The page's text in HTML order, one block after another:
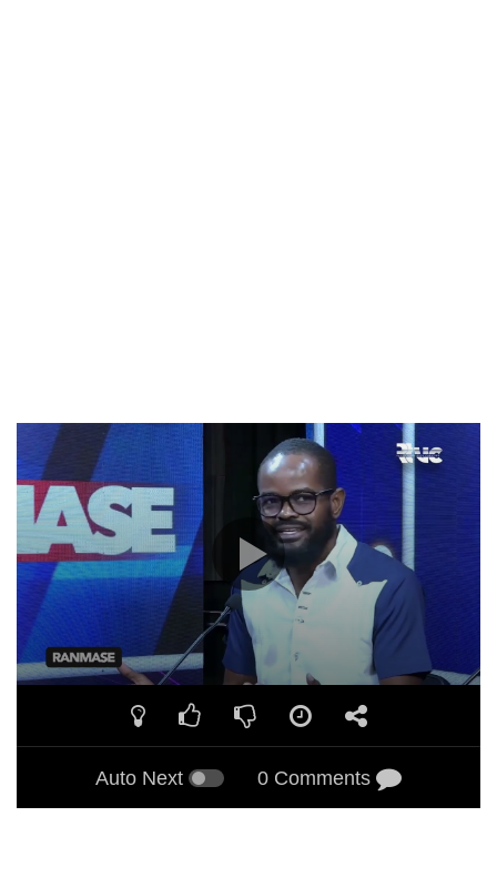
Auto Next 0 Comments